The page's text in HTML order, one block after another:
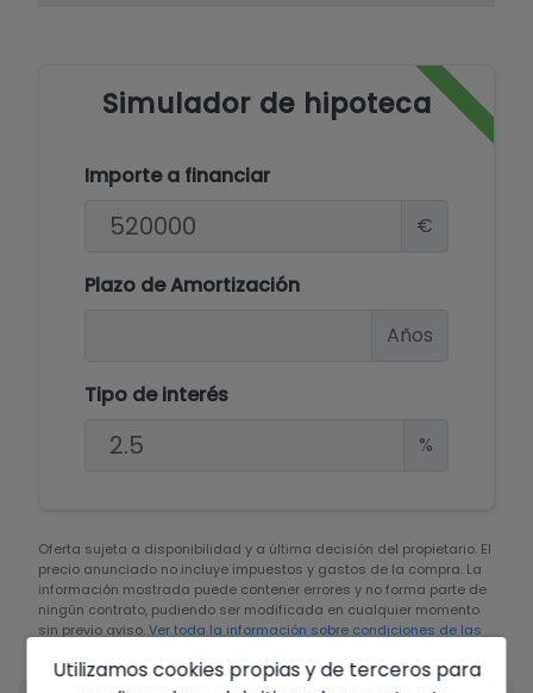
Simulador de hipoteca
Importe a financiar
€
Plazo de Amortización
Años
Tipo de interés
%
Oferta sujeta a disponibilidad y a última decisión del propietario. El
precio anunciado no incluye impuestos y gastos de la compra. La
información mostrada puede contener errores y no forma parte de
ningún contrato, pudiendo ser modificada en cualquier momento
sin previo aviso.Ver toda la información sobre condiciones de las
Utilizamos cookies propias y de terceros para